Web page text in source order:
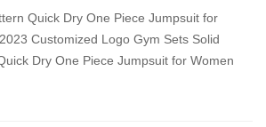
Quick Dry One Piece Jumpsuit for
Customized Logo Gym Sets Solid
Dry One Piece Jumpsuit for Women